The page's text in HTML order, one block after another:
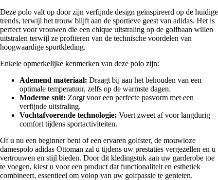
Deze polo valt op door zijn verfijnde design geïnspireerd op de huidige
trends, terwijl het trouw blijft aan de sportieve geest van adidas. Het is
perfect voor vrouwen die een chique uitstraling op de golfbaan willen
uitstralen terwijl ze profiteren van de technische voordelen van
hoogwaardige sportkleding.
Enkele opmerkelijke kenmerken van deze polo zijn:
Ademend materiaal: Draagt bij aan het behouden van een
optimale temperatuur, zelfs op de warmste dagen.
Moderne snit: Zorgt voor een perfecte pasvorm met een
verfijnde uitstraling.
Vochtafvoerende technologie: Voert zweet af voor langdurig
comfort tijdens sportactiviteiten.
Of u nu een beginner bent of een ervaren golfster, de mouwloze
damespolo adidas Ottoman zal u tijdens uw prestaties vergezellen en u
vertrouwen en stijl bieden. Door dit kledingstuk aan uw garderobe toe
te voegen, kiest u voor een product dat functionaliteit en esthetiek
combineert, essentieel om volop van uw golfpassie te genieten.